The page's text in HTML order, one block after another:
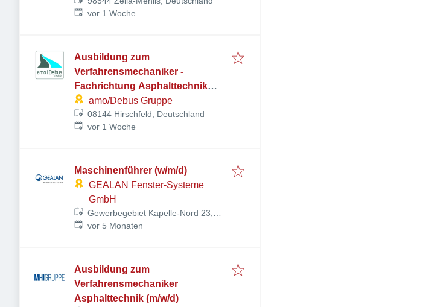
Veröffentlicht:
vor 1 Woche
Ausbildung zum
Verfahrensmechaniker -
Fachrichtung Asphalttechnik
(m/w/d)
amo/Debus Gruppe
08144 Hirschfeld, Deutschland
Veröffentlicht:
vor 1 Woche
Maschinenführer (w/m/d)
GEALAN Fenster-Systeme
GmbH
Gewerbegebiet Kapelle-Nord 23,
07922 Tanna, Deutschland
Veröffentlicht:
vor 5 Monaten
Ausbildung zum
Verfahrensmechaniker
Asphalttechnik (m/w/d)